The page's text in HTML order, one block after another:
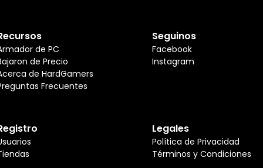
de PC
de Precio
de HardGamers
Frecuentes
Seguinos
Facebook
Instagram
Legales
Política de Privacidad
Términos y Condiciones